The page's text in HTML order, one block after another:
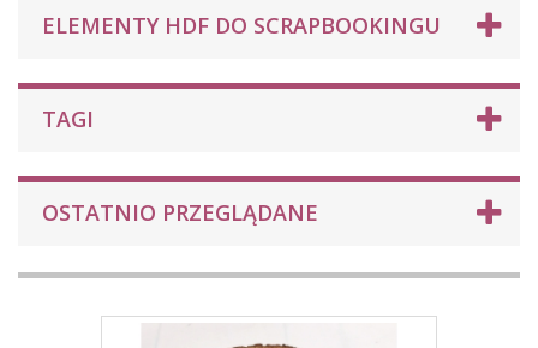
ELEMENTY HDF DO SCRAPBOOKINGU
TAGI
OSTATNIO PRZEGLĄDANE